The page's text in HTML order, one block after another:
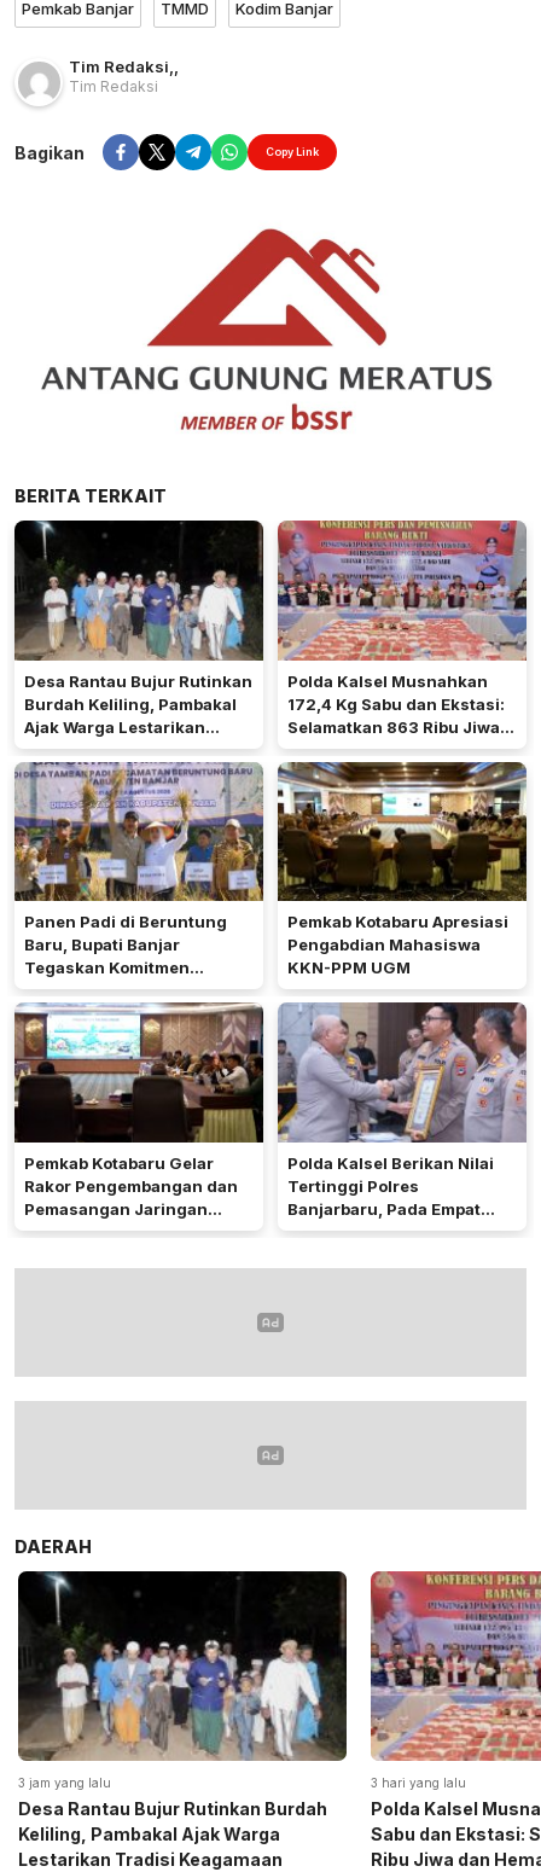
Pemkab Banjar TMMD Kodim Banjar
Tim Redaksi,,
Tim Redaksi
Bagikan Copy Link
BERITA TERKAIT
Desa Rantau Bujur Rutinkan
Burdah Keliling, Pambakal
Ajak Warga Lestarikan
Tradisi Keagamaan
Polda Kalsel Musnahkan
172,4 Kg Sabu dan Ekstasi:
Selamatkan 863 Ribu Jiwa
dan Hemat Biaya Rehab Rp.
4,3 Triliun
Panen Padi di Beruntung
Baru, Bupati Banjar
Tegaskan Komitmen
Dukung Ketahanan Pangan
Pemkab Kotabaru Apresiasi
Pengabdian Mahasiswa
KKN-PPM UGM
Pemkab Kotabaru Gelar
Rakor Pengembangan dan
Pemasangan Jaringan
Listrik PLN
Polda Kalsel Berikan Nilai
Tertinggi Polres
Banjarbaru, Pada Empat
Bidang Utama
DAERAH
3 jam yang lalu
Desa Rantau Bujur Rutinkan Burdah
Keliling, Pambakal Ajak Warga
Lestarikan Tradisi Keagamaan
3 hari yang lalu
Polda Kalsel
Sabu dan Ekstasi:
Ribu Jiwa dan